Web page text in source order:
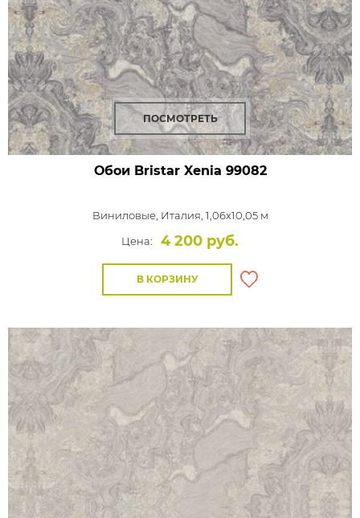
ПОСМОТРЕТЬ
Обои Bristar Xenia 99082
Виниловые, Италия, 1,06x10,05 м
Цена:
4 200 руб.
В КОРЗИНУ